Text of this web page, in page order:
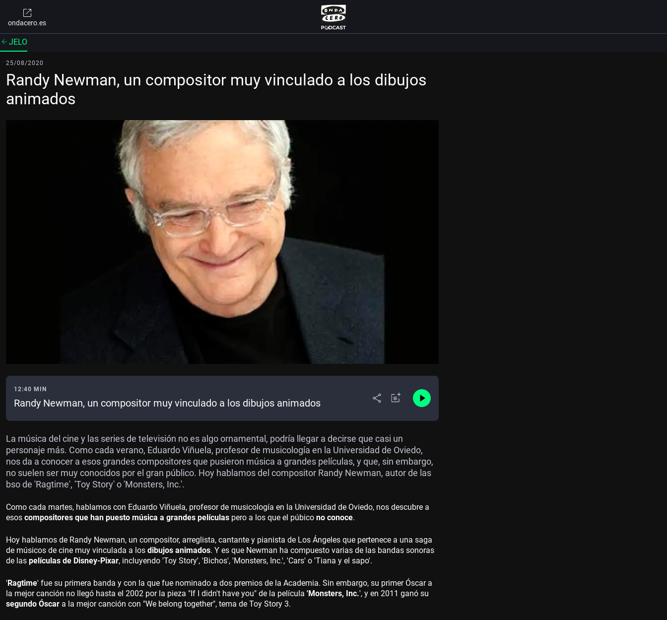
ondacero.es
JELO
25/08/2020
Randy Newman, un compositor muy vinculado a los dibujos
animados
12:40 MIN
Randy Newman, un compositor muy vinculado a los dibujos animados
La música del cine y las series de televisión no es algo ornamental, podría llegar a decirse que casi un
personaje más. Como cada verano, Eduardo Viñuela, profesor de musicología en la Universidad de Oviedo,
nos da a conocer a esos grandes compositores que pusieron música a grandes películas, y que, sin embargo,
no suelen ser muy conocidos por el gran público. Hoy hablamos del compositor Randy Newman, autor de las
bso de 'Ragtime', 'Toy Story' o 'Monsters, Inc.'.
Como cada martes, hablamos con Eduardo Viñuela, profesor de musicología en la Universidad de Oviedo, nos descubre a
esos compositores que han puesto música a grandes películas pero a los que el púbico no conoce.
Hoy hablamos de Randy Newman, un compositor, arreglista, cantante y pianista de Los Ángeles que pertenece a una saga
de músicos de cine muy vinculada a los dibujos animados. Y es que Newman ha compuesto varias de las bandas sonoras
de las películas de Disney-Pixar, incluyendo 'Toy Story', 'Bichos', 'Monsters, Inc.', 'Cars' o 'Tiana y el sapo'.
'Ragtime' fue su primera banda y con la que fue nominado a dos premios de la Academia. Sin embargo, su primer Óscar a
la mejor canción no llegó hasta el 2002 por la pieza "If I didn't have you" de la película 'Monsters, Inc.'​, y en 2011 ganó su
segundo Óscar a la mejor canción con "We belong together", tema de Toy Story 3.